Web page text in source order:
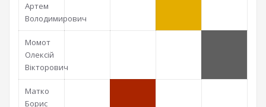
Артем
Володимирович
Момот
Олексій
Вікторович
Матко
Борис